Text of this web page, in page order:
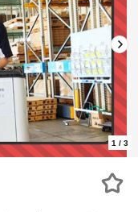
1 / 3